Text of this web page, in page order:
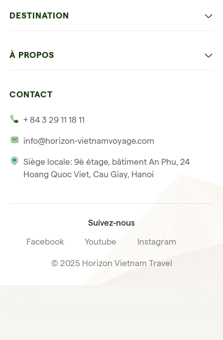
Voyage autrement
Hors des sentiers battus
DESTINATION
À PROPOS
Notre licence internationale du tourisme
CONTACT
+ 84 3 29 11 18 11
info@horizon-vietnamvoyage.com
Siège locale: 9è étage, bâtiment An Phu, 24
Hoang Quoc Viet, Cau Giay, Hanoi
Suivez-nous
Facebook Youtube Instagram
© 2025 Horizon Vietnam Travel